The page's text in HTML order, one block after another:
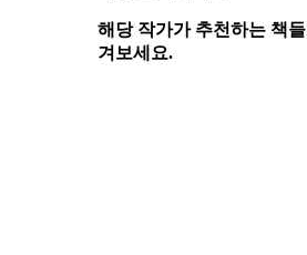
해당 작가가 추천하는 책
겨보세요.